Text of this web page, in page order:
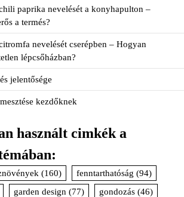
paprika nevelését a konyhapulton –
a termés?
nevelését cserépben – Hogyan
lépcsőházban?
jelentősége
kezdőknek
használt cimkék a
(160) fenntarthatóság (94)
garden design (77) gondozás (46)